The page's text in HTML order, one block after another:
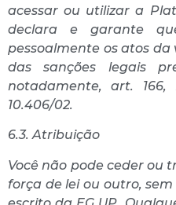
acessar ou utilizar a
declara e garante
pessoalmente os atos
das sanções legais
notadamente, art.
10.406/02.
6.3. Atribuição
Você não pode ceder ou
força de lei ou outro,